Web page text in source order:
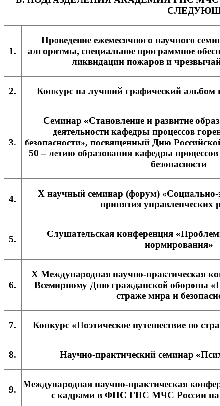
1.
Проведение ежемесячного научного
алгоритмы, специальное программное
ликвидации пожаров и
2. Конкурс на лучший графический альбом
3.
Семинар «Становление и развитие
деятельности кафедры процессов
безопасности», посвященный Дню
50 – летию образования кафедры
безопасности
4.
X научный семинар (форум) «Социально-
принятия управленческих
5.
Слушательская конференция
нормирования»
6.
X Международная научно-практическая
Всемирному Дню гражданской обороны
страже мира и
7. Конкурс «Поэтическое путешествие по
8. Научно-практический семинар
9.
Международная научно-практическая
с кадрами в ФПС ГПС МЧС России на